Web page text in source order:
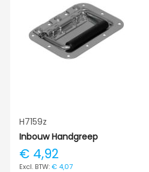
H7159z
Inbouw Handgreep
€ 4,92
€ 4,07